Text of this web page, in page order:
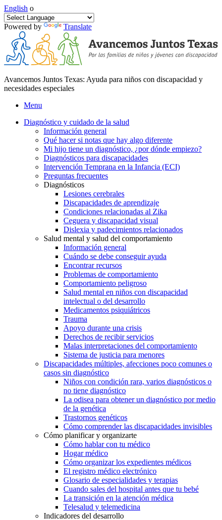
English o
Powered by Translate
Avancemos Juntos Texas: Ayuda para niños con discapacidad y
necesidades especiales
Menu
Diagnóstico y cuidado de la salud
Información general
Qué hacer si notas que hay algo diferente
Mi hijo tiene un diagnóstico, ¿por dónde empiezo?
Diagnósticos para discapacidades
Intervención Temprana en la Infancia (ECI)
Preguntas frecuentes
Diagnósticos
Lesiones cerebrales
Discapacidades de aprendizaje
Condiciones relacionadas al Zika
Ceguera y discapacidad visual
Dislexia y padecimientos relacionados
Salud mental y salud del comportamiento
Información general
Cuándo se debe conseguir ayuda
Encontrar recursos
Problemas de comportamiento
Comportamiento peligroso
Salud mental en niños con discapacidad
intelectual o del desarrollo
Medicamentos psiquiátricos
Trauma
Apoyo durante una crisis
Derechos de recibir servicios
Malas interpretaciones del comportamiento
Sistema de justicia para menores
Discapacidades múltiples, afecciones poco comunes o
casos sin diagnóstico
Niños con condición rara, varios diagnósticos o
no tiene diagnóstico
La odisea para obtener un diagnóstico por medio
de la genética
Trastornos genéticos
Cómo comprender las discapacidades invisibles
Cómo planificar y organizarte
Cómo hablar con tu médico
Hogar médico
Cómo organizar los expedientes médicos
El registro médico electrónico
Glosario de especialidades y terapias
Cuando sales del hospital antes que tu bebé
La transición en la atención médica
Telesalud y telemedicina
Indicadores del desarrollo